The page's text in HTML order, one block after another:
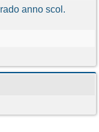
anno scol.